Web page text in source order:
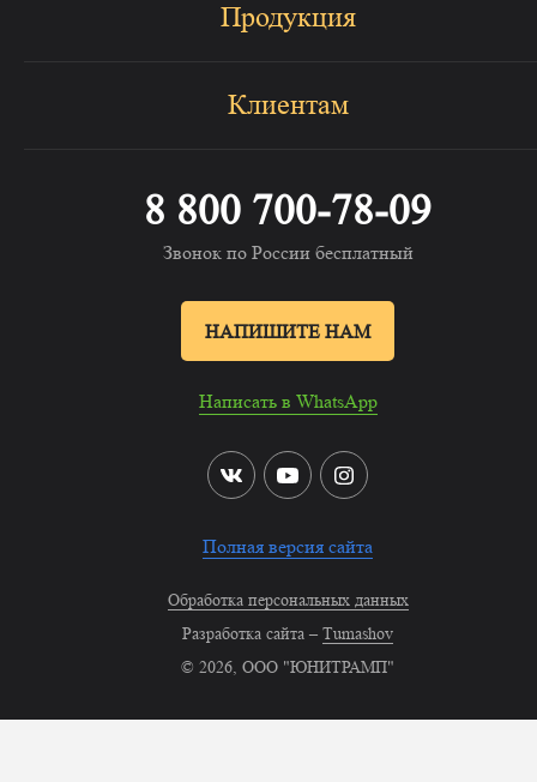
8 800 700-78-09
Звонок по России бесплатный
НАПИШИТЕ НАМ
Написать в WhatsApp
Полная версия сайта
Обработка персональных данных
Разработка сайта – Tumashov
© 2026, ООО "ЮНИТРАМП"
Продукция
Клиентам